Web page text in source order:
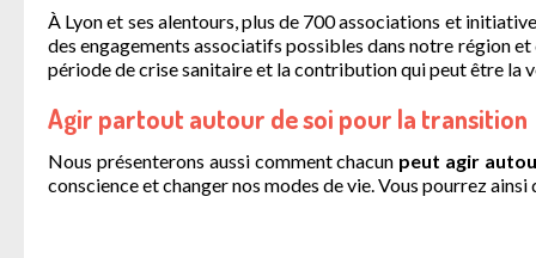
À Lyon et ses alentours, plus de 700 associations et
des engagements associatifs possibles dans notre région
période de crise sanitaire et la contribution qui peut être la
Agir partout autour de soi pour la transition
Nous présenterons aussi comment chacun peut agir
conscience et changer nos modes de vie. Vous pourrez